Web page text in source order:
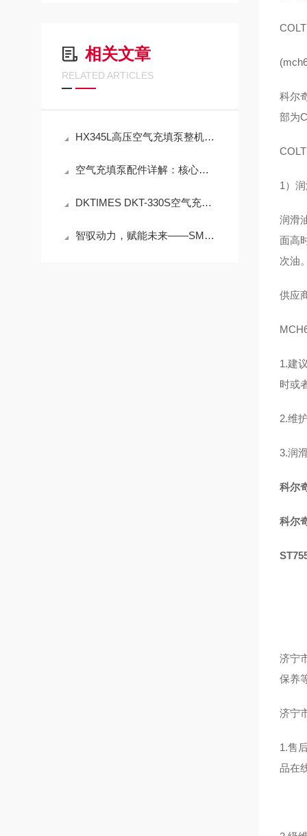
相关文章
RELATED ARTICLES
HX345L高压空气充填泵整机及配套配件销售与标准化应用技术解析
空气充填泵配件详解：核心部件的功能、选型与维护
DKTIMES DKT-330S空气充填泵规范使用与精细化维保技术指南
智驭动力，赋能未来——SMART空气压缩机的技术革新之路
科尔
部为
1）
润滑
面高
次油
供应
1.建
时或
2.维
3.润
科尔
科尔
济宁
保养
济宁
1.售
品在